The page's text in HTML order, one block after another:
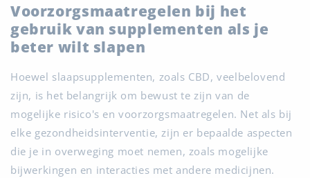
Voorzorgsmaatregelen bij het
gebruik van supplementen als je
beter wilt slapen
Hoewel slaapsupplementen, zoals CBD, veelbelovend
zijn, is het belangrijk om bewust te zijn van de
mogelijke risico's en voorzorgsmaatregelen. Net als bij
elke gezondheidsinterventie, zijn er bepaalde aspecten
die je in overweging moet nemen, zoals mogelijke
bijwerkingen en interacties met andere medicijnen.